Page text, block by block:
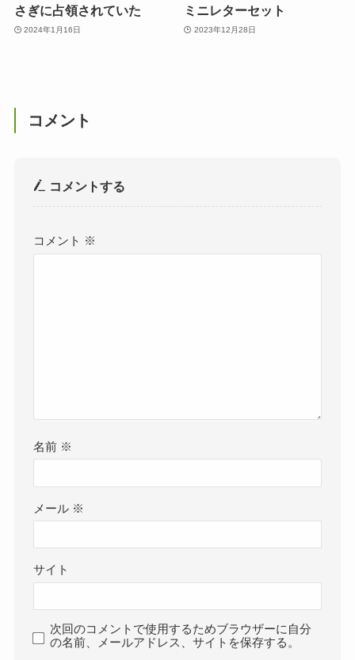
さぎに占領されていた
2024年1月16日
ミニレターセット
2023年12月28日
コメント
コメントする
コメント ※
名前 ※
メール ※
サイト
次回のコメントで使用するためブラウザーに自分
の名前、メールアドレス、サイトを保存する。